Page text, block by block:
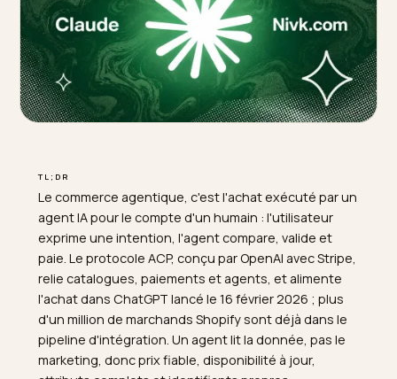
TL;DR
Le commerce agentique, c'est l'achat exécuté par un
agent IA pour le compte d'un humain : l'utilisateur
exprime une intention, l'agent compare, valide et
paie. Le protocole ACP, conçu par OpenAI avec Stripe,